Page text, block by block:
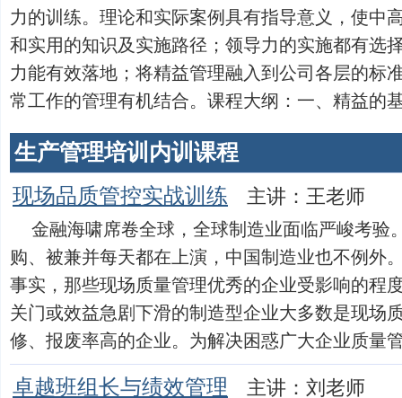
力的训练。理论和实际案例具有指导意义，使中
和实用的知识及实施路径；领导力的实施都有选
力能有效落地；将精益管理融入到公司各层的标
常工作的管理有机结合。课程大纲：一、精益的
生产管理培训内训课程
现场品质管控实战训练 主讲：王老师
金融海啸席卷全球，全球制造业面临严峻考验
购、被兼并每天都在上演，中国制造业也不例外
事实，那些现场质量管理优秀的企业受影响的程
关门或效益急剧下滑的制造型企业大多数是现场
修、报废率高的企业。为解决困惑广大企业质量
卓越班组长与绩效管理 主讲：刘老师